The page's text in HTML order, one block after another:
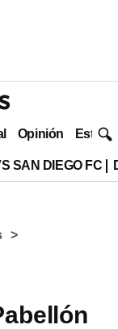
Opinión Estilo
SAN DIEGO FC